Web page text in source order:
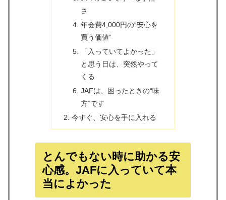
さ
年会費4,000円の“安心を
買う価値”
「入っていてよかった」
と思う日は、突然やって
くる
JAFは、困ったときの“味
方”です
今すぐ、安心を手に入れる
とんでもない時に助かる安
心感。JAFに入っていて本
当によかった